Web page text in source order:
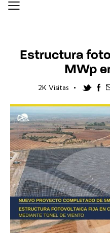
Estructura
MWp
2K Visitas